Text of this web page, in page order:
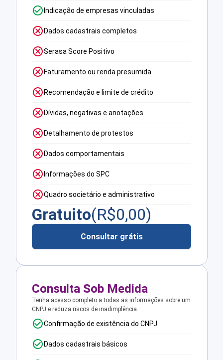
Indicação de empresas vinculadas
Dados cadastrais completos
Serasa Score Positivo
Faturamento ou renda presumida
Recomendação e limite de crédito
Dívidas, negativas e anotações
Detalhamento de protestos
Dados comportamentais
Informações do SPC
Quadro societário e administrativo
Gratuito(R$0,00)
Consultar grátis
Consulta Sob Medida
Tenha acesso completo a todas as informações sobre um
CNPJ e reduza riscos de inadimplência.
Confirmação de existência do CNPJ
Dados cadastrais básicos